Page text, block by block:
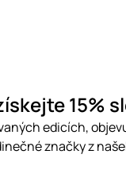
15%
edicích,
značky z